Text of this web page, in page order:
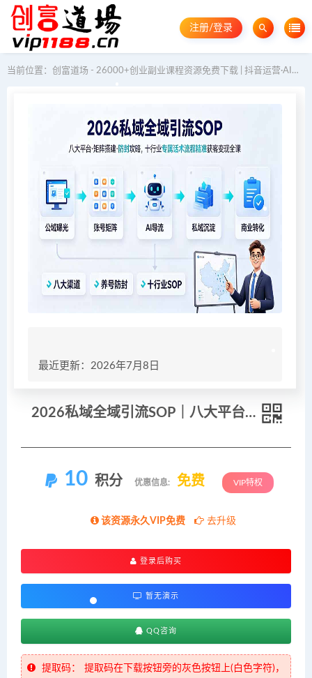
注册/登录
当前位置： 创富道场 - 26000+创业副业课程资源免费下载 | 抖音运营·AI教程·GEO优化
最近更新：2026年7月8日
2026私域全域引流SOP｜八大平台·矩阵搭建·防封攻略，十行业专属话术流程精准获客变现全课
10 积分 优惠信息: 免费 VIP特权
该资源永久VIP免费 去升级
登录后购买
暂无演示
QQ咨询
提取码：
提取码在下载按钮旁的灰色按钮上(白色字符)，